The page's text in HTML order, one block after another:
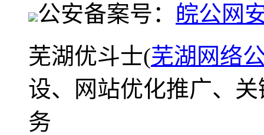
公安备案号： 皖公网
芜湖优斗士(芜湖网络
设、网站优化推广、
务